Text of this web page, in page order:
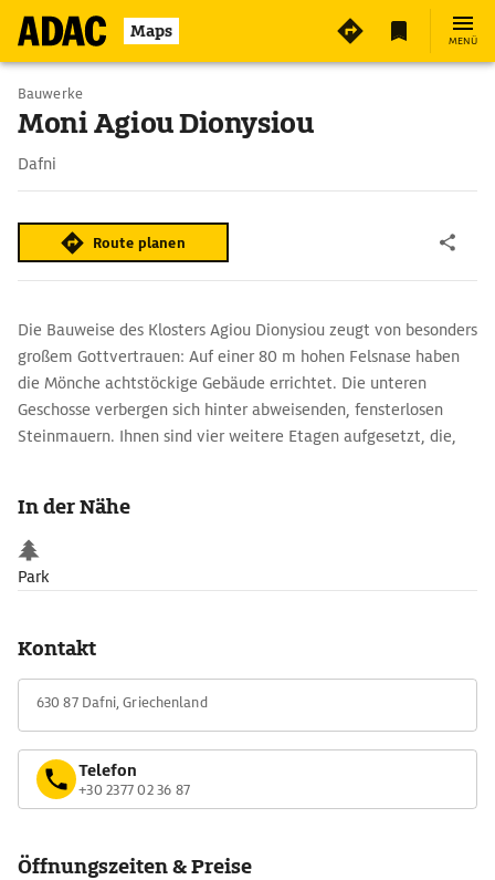
Maps MENÜ
Bauwerke
Moni Agiou Dionysiou
Dafni
Route planen
Die Bauweise des Klosters Agiou Dionysiou zeugt von besonders
großem Gottvertrauen: Auf einer 80 m hohen Felsnase haben
die Mönche achtstöckige Gebäude errichtet. Die unteren
Geschosse verbergen sich hinter abweisenden, fensterlosen
Steinmauern. Ihnen sind vier weitere Etagen aufgesetzt, die,
Turm, der zeitweilig zur Verteidigung der kostbaren Bibliothek
genutzt wurde. Einige der Kapellen sind mit Wandmalereien
In der Nähe
Park
Kontakt
630 87 Dafni, Griechenland
Telefon
+30 2377 02 36 87
Öffnungszeiten & Preise